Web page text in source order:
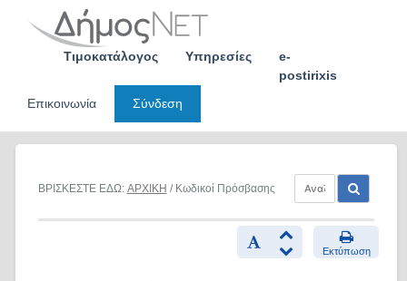
Τιμοκατάλογος Υπηρεσίες
e-
postirixis
Επικοινωνία
Σύνδεση
ΒΡΙΣΚΕΣΤΕ ΕΔΩ: ΑΡΧΙΚΗ / Κωδικοί Πρόσβασης
Εκτύπωση